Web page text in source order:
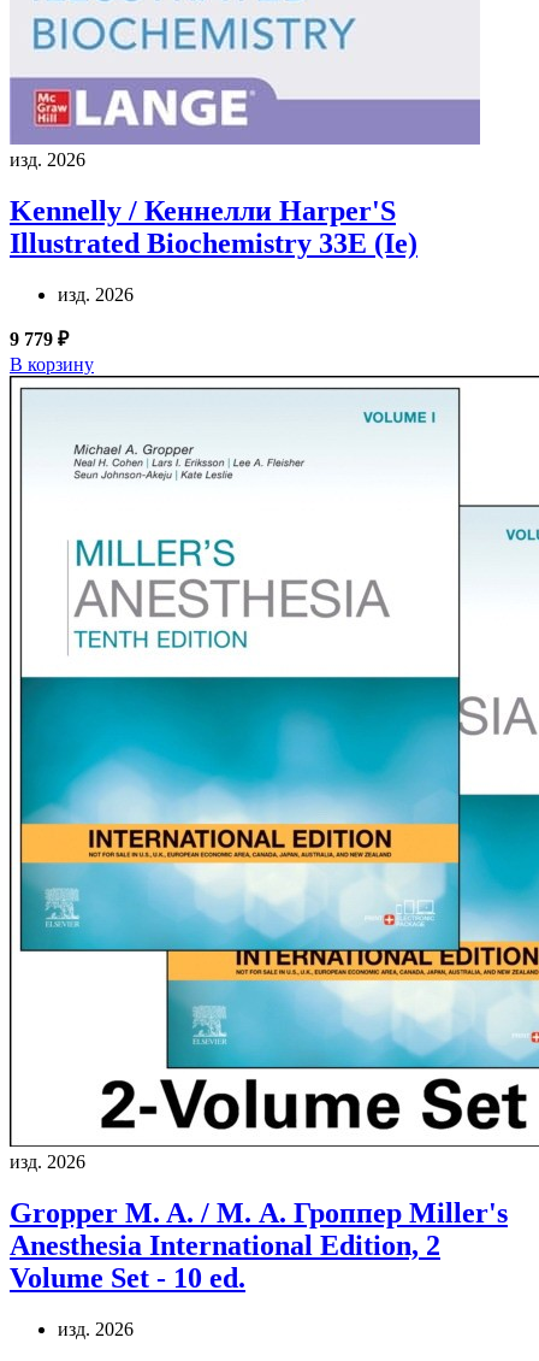
изд. 2026
Kennelly / Кеннелли Harper'S
Illustrated Biochemistry 33E (Ie)
изд. 2026
9 779 ₽
В корзину
изд. 2026
Gropper M. A. / М. А. Гроппер Miller's
Anesthesia International Edition, 2
Volume Set - 10 ed.
изд. 2026